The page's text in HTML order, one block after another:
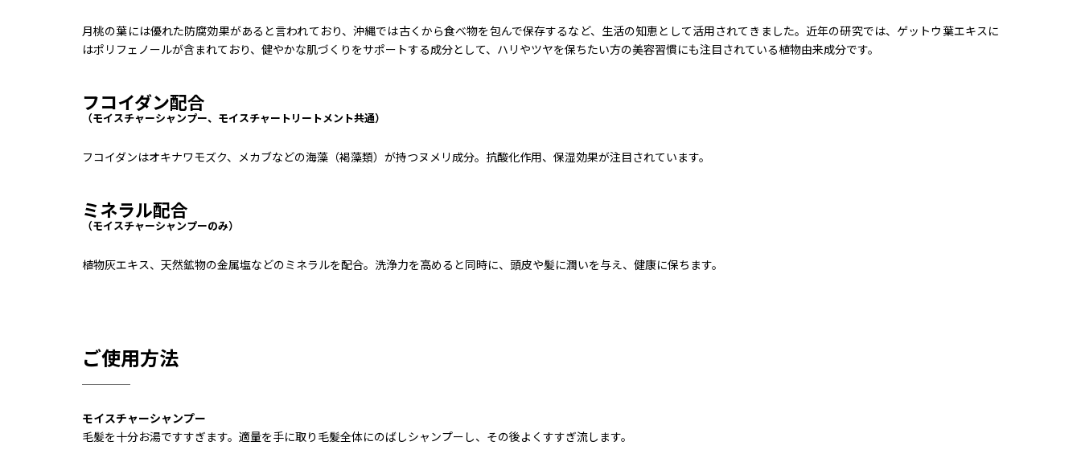
月桃の葉には優れた防腐効果があると言われており、沖縄では古くから食べ物を包んで保存するなど、生活の知恵として活用されてきました。近年の研究では、ゲットウ葉エキスに
はポリフェノールが含まれており、健やかな肌づくりをサポートする成分として、ハリやツヤを保ちたい方の美容習慣にも注目されている植物由来成分です。
フコイダン配合
（モイスチャーシャンプー、モイスチャートリートメント共通）
フコイダンはオキナワモズク、メカブなどの海藻（褐藻類）が持つヌメリ成分。抗酸化作用、保湿効果が注目されています。
ミネラル配合
（モイスチャーシャンプーのみ）
植物灰エキス、天然鉱物の金属塩などのミネラルを配合。洗浄力を高めると同時に、頭皮や髪に潤いを与え、健康に保ちます。
ご使用方法
モイスチャーシャンプー
毛髪を十分お湯ですすぎます。適量を手に取り毛髪全体にのばしシャンプーし、その後よくすすぎ流します。